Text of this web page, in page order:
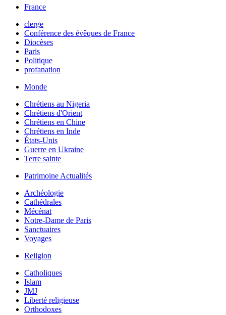
France
clerge
Conférence des évêques de France
Diocèses
Paris
Politique
profanation
Monde
Chrétiens au Nigeria
Chrétiens d'Orient
Chrétiens en Chine
Chrétiens en Inde
États-Unis
Guerre en Ukraine
Terre sainte
Patrimoine Actualités
Archéologie
Cathédrales
Mécénat
Notre-Dame de Paris
Sanctuaires
Voyages
Religion
Catholiques
Islam
JMJ
Liberté religieuse
Orthodoxes